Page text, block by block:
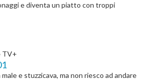
e diventa un piatto con troppi
TV+
e stuzzicava, ma non riesco ad andare